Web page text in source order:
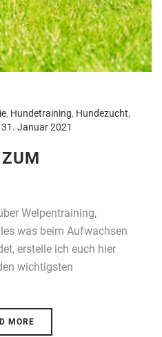
, Hundetraining, Hundezucht,
31. Januar 2021
Welpentraining,
was beim Aufwachsen
erstelle ich euch hier
wichtigsten
MORE